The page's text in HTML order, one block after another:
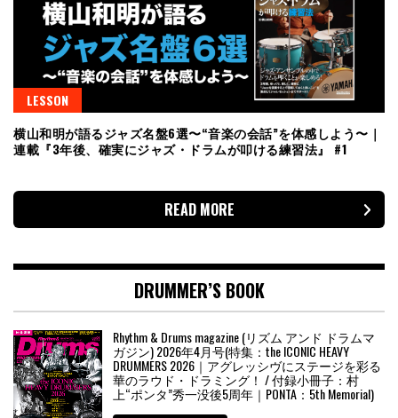
LESSON
横山和明が語るジャズ名盤6選〜“音楽の会話”を体感しよう〜｜
連載『3年後、確実にジャズ・ドラムが叩ける練習法』 #1
READ MORE
DRUMMER’S BOOK
Rhythm & Drums magazine (リズム アンド ドラムマ
ガジン) 2026年4月号(特集：the ICONIC HEAVY
DRUMMERS 2026｜アグレッシヴにステージを彩る
華のラウド・ドラミング！ / 付録小冊子：村
上“ポンタ”秀一没後5周年｜PONTA：5th Memorial)